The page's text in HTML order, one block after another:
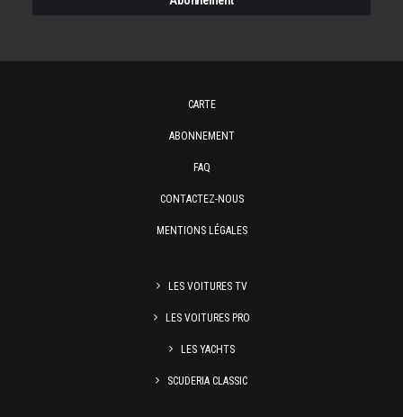
CARTE
ABONNEMENT
FAQ
CONTACTEZ-NOUS
MENTIONS LÉGALES
LES VOITURES TV
LES VOITURES PRO
LES YACHTS
SCUDERIA CLASSIC